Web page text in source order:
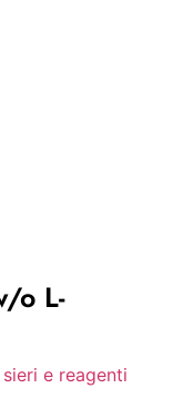
o L-
e reagenti